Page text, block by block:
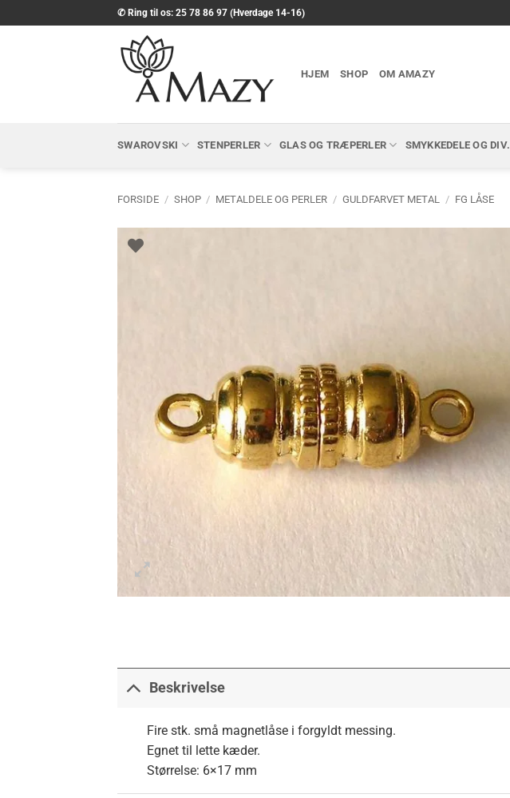
til
✆ Ring til os: 25 78 86 97 (Hverdage 14-16)
HJEM SHOP OM AMAZY
SWAROVSKI STENPERLER GLAS OG TRÆPERLER SMYKKEDELE OG DIV.
FORSIDE / SHOP / METALDELE OG PERLER / GULDFARVET METAL / FG LÅSE
Beskrivelse
Fire stk. små magnetlåse i forgyldt messing.
Egnet til lette kæder.
Størrelse: 6×17 mm